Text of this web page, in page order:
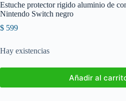
Estuche protector rigido aluminio de
Nintendo Switch negro
$ 599
Hay existencias
Añadir al